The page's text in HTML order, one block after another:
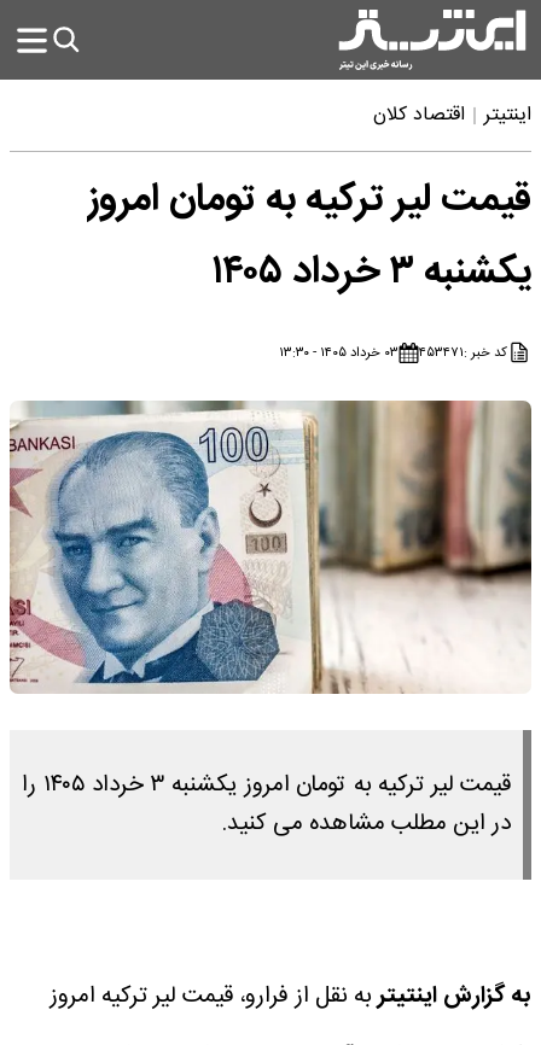
اینتیتر اقتصاد کلان
قیمت لیر ترکیه به تومان امروز
یکشنبه ۳ خرداد ۱۴۰۵
کد خبر :۴۵۳۴۷۱ ۰۳ خرداد ۱۴۰۵ - ۱۳:۳۰
قیمت لیر ترکیه به تومان امروز یکشنبه ۳ خرداد ۱۴۰۵ را
در این مطلب مشاهده می کنید.
به گزارش اینتیتربه نقل از فرارو، قیمت لیر ترکیه امروز